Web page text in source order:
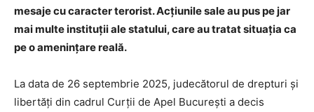
mesaje cu caracter terorist. Acțiunile sale au pus pe jar
mai multe instituții ale statului, care au tratat situația ca
pe o amenințare reală.
La data de 26 septembrie 2025, judecătorul de drepturi și
libertăți din cadrul Curții de Apel București a decis